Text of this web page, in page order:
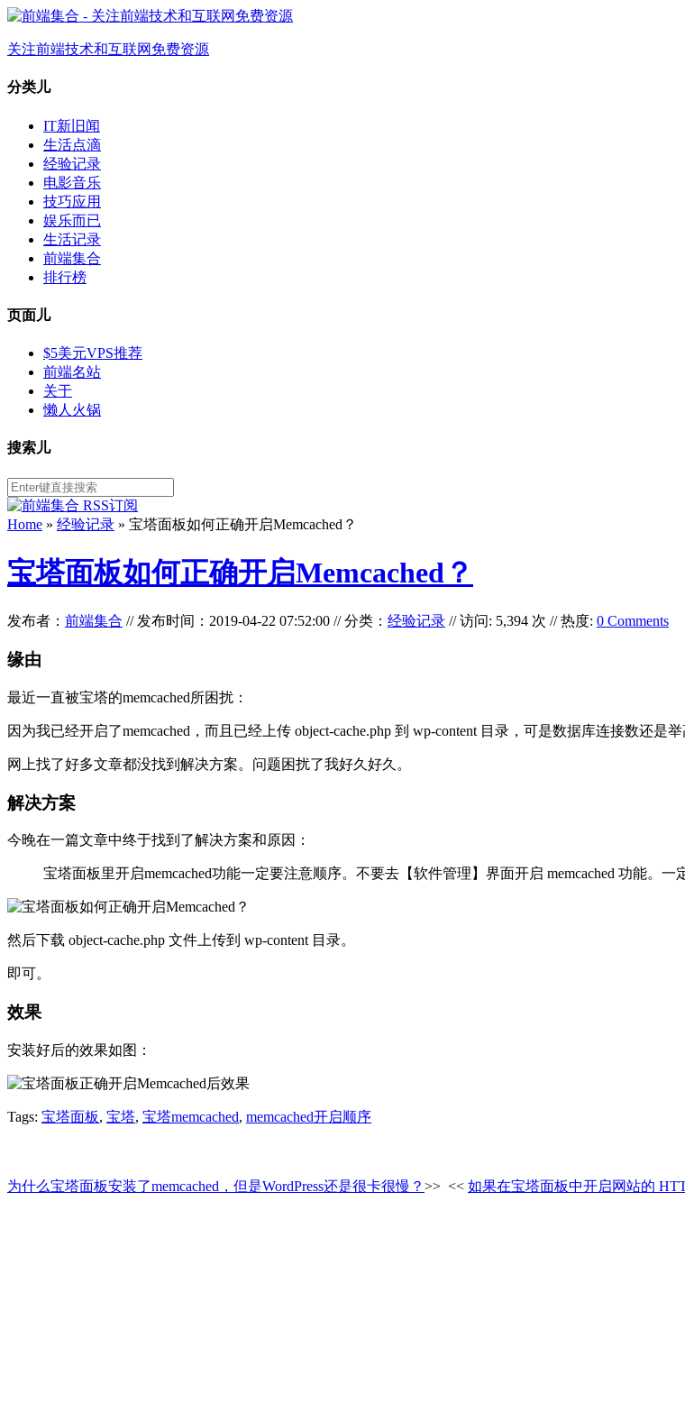
关注前端技术和互联网免费资源
分类儿
IT新旧闻
生活点滴
经验记录
电影音乐
技巧应用
娱乐而已
生活记录
前端集合
排行榜
页面儿
$5美元VPS推荐
前端名站
关于
懒人火锅
搜索儿
Home » 经验记录 » 宝塔面板如何正确开启Memcached？
宝塔面板如何正确开启Memcached？
发布者： 前端集合 //发布时间：2019-04-22 07:52:00 //分类： 经验记录 // 访问: 5,394 次 // 热度: 0 Comments
缘由
最近一直被宝塔的memcached所困扰：
因为我已经开启了memcached，而且已经上传 object-cache.php 到 wp-content 目录，可是数据库连接数还是
网上找了好多文章都没找到解决方案。问题困扰了我好久好久。
解决方案
今晚在一篇文章中终于找到了解决方案和原因：
宝塔面板里开启memcached功能一定要注意顺序。不要去【软件管理】界面开启 memcached 功能。一
然后下载 object-cache.php 文件上传到 wp-content 目录。
即可。
效果
安装好后的效果如图：
Tags: 宝塔面板, 宝塔, 宝塔memcached, memcached开启顺序
为什么宝塔面板安装了memcached，但是WordPress还是很卡很慢？ >> << 如果在宝塔面板中开启网站的